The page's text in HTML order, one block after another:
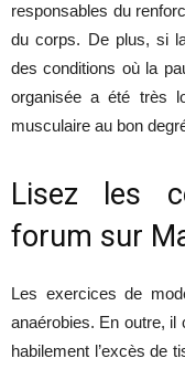
responsables du
du corps. De plus, si
desconditions oùla
organisée aété très
musculaire au bon
Lisez les
forum sur
Les exercices de
anaérobies. En outre, il
habilement l’excès de